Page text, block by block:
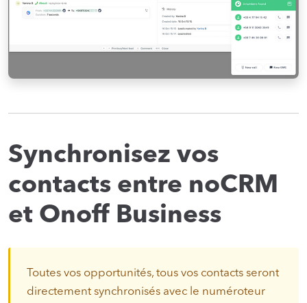
Synchronisez vos
contacts entre noCRM
et Onoff Business
Toutes vos opportunités, tous vos contacts seront
directement synchronisés avec le numéroteur